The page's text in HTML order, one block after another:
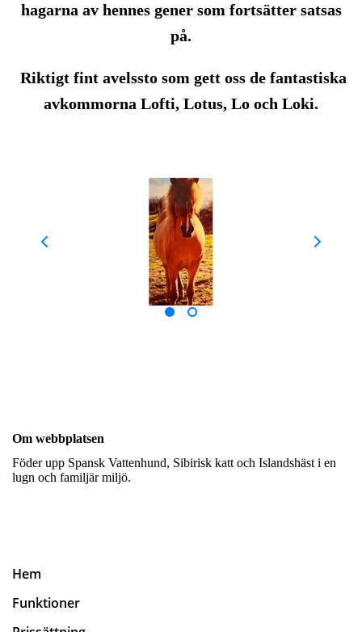
hagarna av hennes gener som fortsätter satsas
på.
Riktigt fint avelssto som gett oss de fantastiska
avkommorna Lofti, Lotus, Lo och Loki.
Om webbplatsen
Föder upp Spansk Vattenhund, Sibirisk katt och Islandshäst i en
lugn och familjär miljö.
Hem
Funktioner